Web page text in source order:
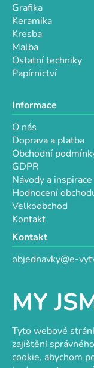
MY
Tyto webové
zajištění
cookie, abychom
Grafika
Keramika
Kresba
Malba
Ostatní techniky
Papírnictví
Informace
O nás
Doprava a platba
Obchodní
GDPR
Návody a inspirace
Hodnocení
Velkoobchod
Kontakt
Kontakt
objednavky@e-
Facebook
Velkoobchod